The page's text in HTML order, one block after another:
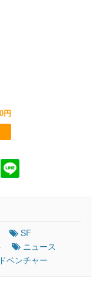
円
SF
ニュース
ベンチャー